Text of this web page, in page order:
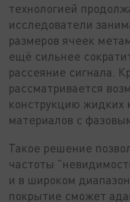
технологией
исследователи
размеров ячеек
ещё сильнее
рассеяние сигнала.
рассматривается
конструкцию жидких
материалов с
Такое решение
частоты
и в широком
покрытие сможет